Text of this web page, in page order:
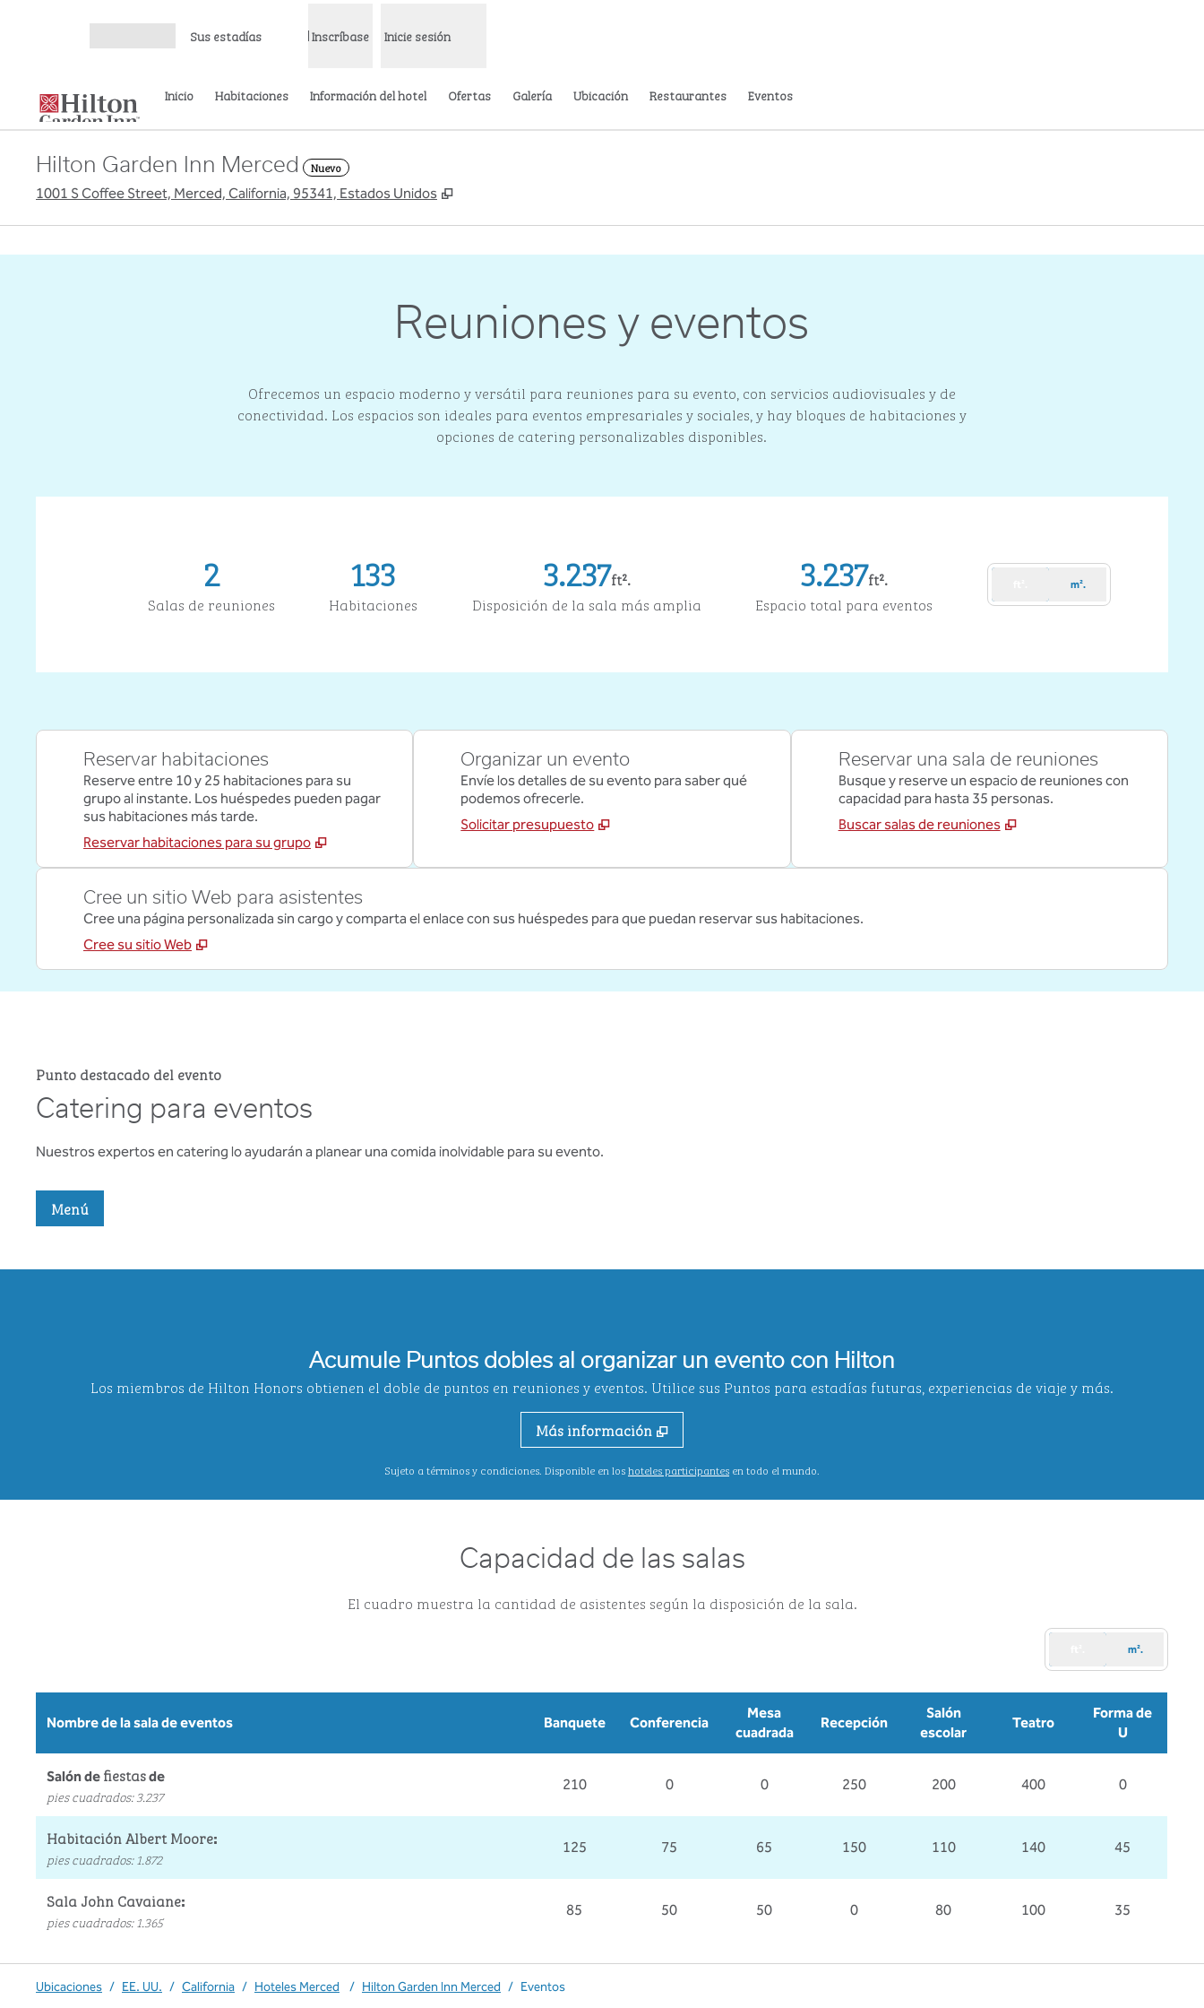
Sus estadías Inscríbase Inicie sesión
Inicio Habitaciones Información del hotel Ofertas Galería Ubicación Restaurantes Eventos
Hilton Garden Inn Merced Nuevo
1001 S Coffee Street, Merced, California, 95341, Estados Unidos ,
1/4
Reuniones y eventos
Ofrecemos un espacio moderno y versátil para reuniones para su evento, con servicios audiovisuales y de
conectividad. Los espacios son ideales para eventos empresariales y sociales, y hay bloques de habitaciones y
opciones de catering personalizables disponibles.
2
Salas de reuniones
133
Habitaciones
3.237ft².
Pies cuadrados
Disposición de la sala más amplia
3.237ft².
Pies cuadrados
Espacio total para eventos
m².
Reservar habitaciones
Reserve entre 10 y 25 habitaciones para su
grupo al instante. Los huéspedes pueden pagar
sus habitaciones más tarde.
Reservar habitaciones para su grupo
Organizar un evento
Envíe los detalles de su evento para saber qué
podemos ofrecerle.
Solicitar presupuesto
Reservar una sala de reuniones
Busque y reserve un espacio de reuniones con
capacidad para hasta 35 personas.
Buscar salas de reuniones
Cree un sitio Web para asistentes
Cree una página personalizada sin cargo y comparta el enlace con sus huéspedes para que puedan reservar sus habitaciones.
Cree su sitio Web
Punto destacado del evento
Catering para eventos
Nuestros expertos en catering lo ayudarán a planear una comida inolvidable para su evento.
Menú,
Acumule Puntos dobles al organizar un evento con Hilton
Los miembros de Hilton Honors obtienen el doble de puntos en reuniones y eventos. Utilice sus Puntos para estadías futuras, experiencias de viaje y más.
Más información
Sujeto a términos y condiciones. Disponible en loshoteles participantes, abre una nueva pestaña
en todo el mundo.
Capacidad de las salas
El cuadro muestra la cantidad de asistentes según la disposición de la sala.
m².
Nombre de la sala de eventos Banquete Conferencia
Mesa
cuadrada
Recepción
Salón
escolar
Teatro
Forma de
U
Salón de fiestasde
pies cuadrados: 3.237
210 0 0 250 200 400 0
Habitación Albert Moore:
pies cuadrados: 1.872
125 75 65 150 110 140 45
Sala John Cavaiane:
pies cuadrados: 1.365
85 50 50 0 80 100 35
Ubicaciones / EE. UU. / California / Hoteles Merced / Hilton Garden Inn Merced / Eventos